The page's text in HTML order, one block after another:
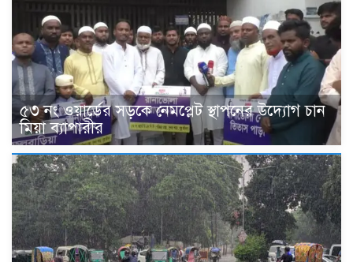
৫৩ নং ওয়ার্ডের সড়কে নেমপ্লেট স্থাপনের উদ্যোগ চান
মিয়া ব্যাপারীর